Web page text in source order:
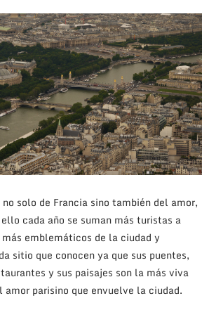
solo de Francia sino también del amor,
cada año se suman más turistas a
emblemáticos de la ciudad y
sitio que conocen ya que sus puentes,
y sus paisajes son la más viva
amor parisino que envuelve la ciudad.